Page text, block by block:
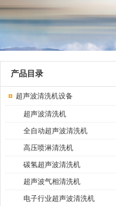
产品目录
超声波清洗机设备
超声波清洗机
全自动超声波清洗机
高压喷淋清洗机
碳氢超声波清洗机
超声波气相清洗机
电子行业超声波清洗机